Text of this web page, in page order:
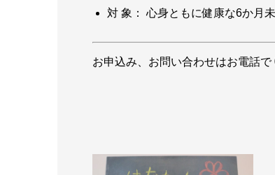
対 象： 心身ともに健康な6か月
お申込み、お問い合わせはお電話